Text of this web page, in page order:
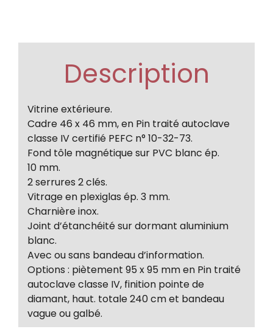
Description
Vitrine extérieure.
Cadre 46 x 46 mm, en Pin traité autoclave
classe IV certifié PEFC n° 10-32-73.
Fond tôle magnétique sur PVC blanc ép.
10 mm.
2 serrures 2 clés.
Vitrage en plexiglas ép. 3 mm.
Charnière inox.
Joint d’étanchéité sur dormant aluminium
blanc.
Avec ou sans bandeau d’information.
Options : piètement 95 x 95 mm en Pin traité
autoclave classe IV, finition pointe de
diamant, haut. totale 240 cm et bandeau
vague ou galbé.